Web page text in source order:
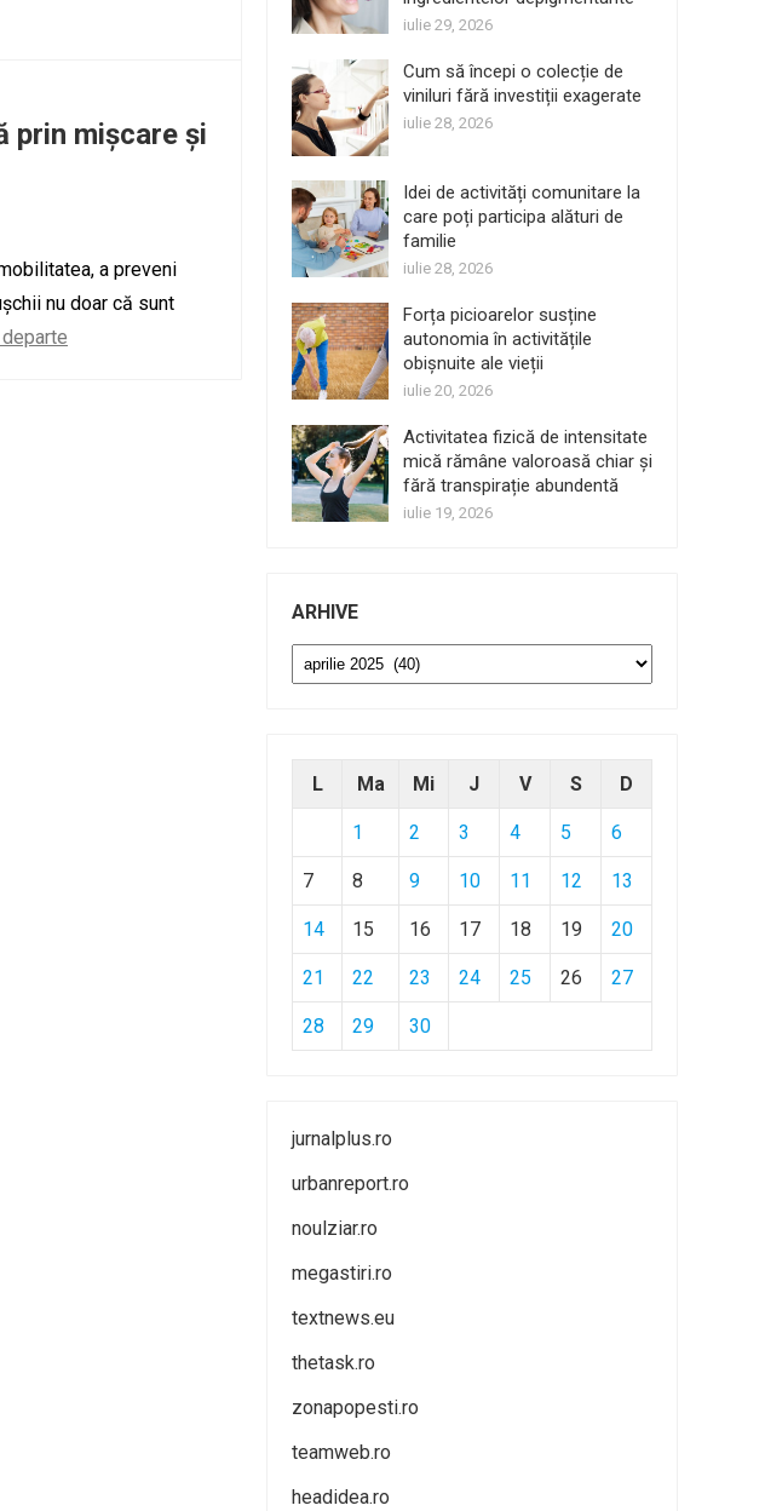
prin mișcare și
a preveni
nu doar că sunt
iulie 29, 2026
Cum să începi o colecție de
viniluri fără investiții exagerate
iulie 28, 2026
Idei de activități comunitare la
care poți participa alături de
familie
iulie 28, 2026
Forța picioarelor susține
autonomia în activitățile
obișnuite ale vieții
iulie 20, 2026
Activitatea fizică de intensitate
mică rămâne valoroasă chiar și
fără transpirație abundentă
iulie 19, 2026
ARHIVE
Arhive
L Ma Mi J V S D
1 2 3 4 5 6
7 8 9 10 11 12 13
14 15 16 17 18 19 20
21 22 23 24 25 26 27
28 29 30
jurnalplus.ro
urbanreport.ro
noulziar.ro
megastiri.ro
textnews.eu
thetask.ro
zonapopesti.ro
teamweb.ro
headidea.ro